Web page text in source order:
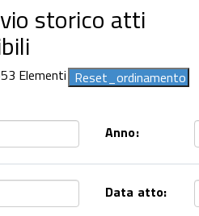
storico atti
Elementi
Anno:
Data atto: